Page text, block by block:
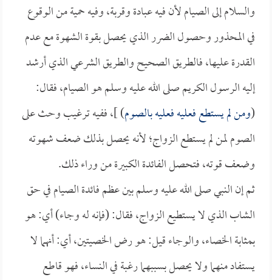
والسلام إلى الصيام لأن فيه عبادة وقربة، وفيه حمية من الوقوع
في المحذور وحصول الضرر الذي يحصل بقوة الشهوة مع عدم
القدرة عليها، فالطريق الصحيح والطريق الشرعي الذي أرشد
إليه الرسول الكريم صلى الله عليه وسلم هو الصيام، فقال:
(ومن لم يستطع فعليه فعليه بالصوم) ]، ففيه ترغيب وحث على
الصوم لمن لم يستطع الزواج؛ لأنه يحصل بذلك ضعف شهوته
وضعف قوته، فتحصل الفائدة الكبيرة من وراء ذلك.
ثم إن النبي صلى الله عليه وسلم بين عظم فائدة الصيام في حق
الشاب الذي لا يستطيع الزواج، فقال: (فإنه له وجاء) أي: هو
بمثابة الخصاء، والوجاء قيل: هو رض الخصيتين، أي: أنهما لا
يستفاد منهما ولا يحصل بسببهما رغبة في النساء، فهو قاطع